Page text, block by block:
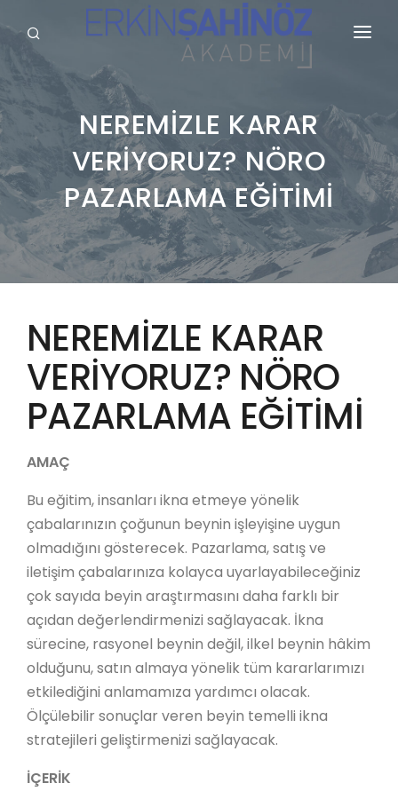
KURUMSAL
HİZMETLERİMİZ
SÖZLÜK
REFERANSLARIMIZ
YAYINLARIMIZ
İLETİŞİM
NEREMİZLE KARAR
VERİYORUZ? NÖRO
PAZARLAMA EĞİTİMİ
NEREMİZLE KARAR
VERİYORUZ? NÖRO
PAZARLAMA EĞİTİMİ
AMAÇ
Bu eğitim, insanları ikna etmeye yönelik
çabalarınızın çoğunun beynin işleyişine uygun
olmadığını gösterecek. Pazarlama, satış ve
iletişim çabalarınıza kolayca uyarlayabileceğiniz
çok sayıda beyin araştırmasını daha farklı bir
açıdan değerlendirmenizi sağlayacak. İkna
sürecine, rasyonel beynin değil, ilkel beynin hâkim
olduğunu, satın almaya yönelik tüm kararlarımızı
etkilediğini anlamamıza yardımcı olacak.
Ölçülebilir sonuçlar veren beyin temelli ikna
stratejileri geliştirmenizi sağlayacak.
İÇERİK